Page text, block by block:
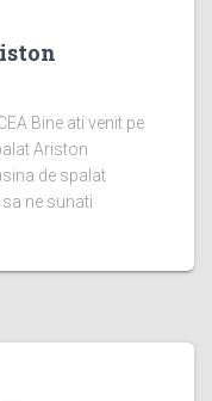
Bine ati venit pe
Ariston
de spalat
ne sunati